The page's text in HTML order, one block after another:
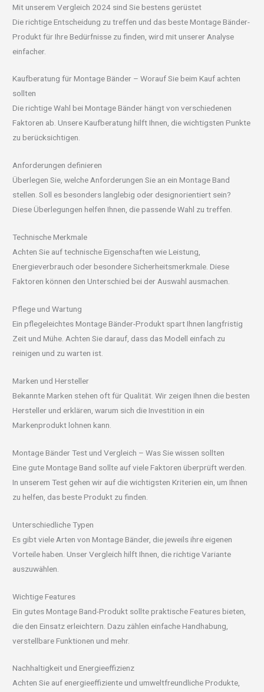
Mit unserem Vergleich 2024 sind Sie bestens gerüstet
Die richtige Entscheidung zu treffen und das beste Montage Bänder-
Produkt für Ihre Bedürfnisse zu finden, wird mit unserer Analyse
einfacher.
Kaufberatung für Montage Bänder – Worauf Sie beim Kauf achten
sollten
Die richtige Wahl bei Montage Bänder hängt von verschiedenen
Faktoren ab. Unsere Kaufberatung hilft Ihnen, die wichtigsten Punkte
zu berücksichtigen.
Anforderungen definieren
Überlegen Sie, welche Anforderungen Sie an ein Montage Band
stellen. Soll es besonders langlebig oder designorientiert sein?
Diese Überlegungen helfen Ihnen, die passende Wahl zu treffen.
Technische Merkmale
Achten Sie auf technische Eigenschaften wie Leistung,
Energieverbrauch oder besondere Sicherheitsmerkmale. Diese
Faktoren können den Unterschied bei der Auswahl ausmachen.
Pflege und Wartung
Ein pflegeleichtes Montage Bänder-Produkt spart Ihnen langfristig
Zeit und Mühe. Achten Sie darauf, dass das Modell einfach zu
reinigen und zu warten ist.
Marken und Hersteller
Bekannte Marken stehen oft für Qualität. Wir zeigen Ihnen die besten
Hersteller und erklären, warum sich die Investition in ein
Markenprodukt lohnen kann.
Montage Bänder Test und Vergleich – Was Sie wissen sollten
Eine gute Montage Band sollte auf viele Faktoren überprüft werden.
In unserem Test gehen wir auf die wichtigsten Kriterien ein, um Ihnen
zu helfen, das beste Produkt zu finden.
Unterschiedliche Typen
Es gibt viele Arten von Montage Bänder, die jeweils ihre eigenen
Vorteile haben. Unser Vergleich hilft Ihnen, die richtige Variante
auszuwählen.
Wichtige Features
Ein gutes Montage Band-Produkt sollte praktische Features bieten,
die den Einsatz erleichtern. Dazu zählen einfache Handhabung,
verstellbare Funktionen und mehr.
Nachhaltigkeit und Energieeffizienz
Achten Sie auf energieeffiziente und umweltfreundliche Produkte,